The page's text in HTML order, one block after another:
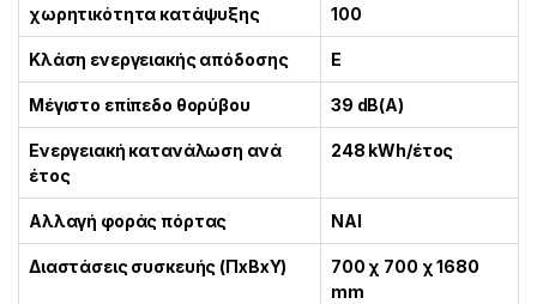
χωρητικότητα κατάψυξης 100
Κλάση ενεργειακής απόδοσης E
Μέγιστο επίπεδο θορύβου 39 dB(A)
Ενεργειακή κατανάλωση ανά
έτος
248 kWh/έτος
Αλλαγή φοράς πόρτας ΝΑΙ
Διαστάσεις συσκευής (ΠxΒxΥ)
700 χ 700 χ 1680
mm